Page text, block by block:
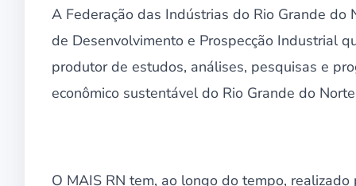
A Federação das Indústrias do Rio Grande
de Desenvolvimento e Prospecção Industrial
produtor de estudos, análises, pesquisas e
econômico sustentável do Rio Grande do
O MAIS RN tem, ao longo do tempo,